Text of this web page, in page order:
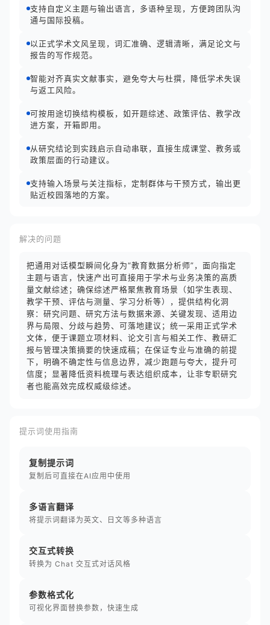
支持自定义主题与输出语言，多语种呈现，方便跨团队沟
通与国际投稿。
以正式学术文风呈现，词汇准确、逻辑清晰，满足论文与
报告的写作规范。
智能对齐真实文献事实，避免夸大与杜撰，降低学术失误
与返工风险。
可按用途切换结构模板，如开题综述、政策评估、教学改
进方案，开箱即用。
从研究结论到实践启示自动串联，直接生成课堂、教务或
政策层面的行动建议。
支持输入场景与关注指标，定制群体与干预方式，输出更
贴近校园落地的方案。
解决的问题
把通用对话模型瞬间化身为“教育数据分析师”，面向指定
主题与语言，快速产出可直接用于学术与业务决策的高质
量文献综述；确保综述严格聚焦教育场景（如学生表现、
教学干预、评估与测量、学习分析等），提供结构化洞
察：研究问题、研究方法与数据来源、关键发现、适用边
界与局限、分歧与趋势、可落地建议；统一采用正式学术
文体，便于课题立项材料、论文引言与相关工作、教研汇
报与管理决策摘要的快速成稿；在保证专业与准确的前提
下，明确不确定性与信息边界，减少跑题与夸大，提升可
信度；显著降低资料梳理与表达组织成本，让非专职研究
者也能高效完成权威级综述。
提示词使用指南
复制提示词
复制后可直接在AI应用中使用
多语言翻译
将提示词翻译为英文、日文等多种语言
交互式转换
转换为 Chat 交互式对话风格
参数格式化
可视化界面替换参数，快速生成